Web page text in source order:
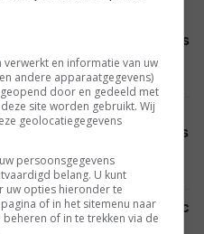
hoe uitzonderlijk is
is een van de
onze tijd, maar wat is
maar acteur Alec
zijn vrouw om een
en informatie van uw
andere apparaatgegevens)
door en gedeeld met
site worden gebruikt. Wij
geolocatiegegevens
persoonsgegevens
belang. U kunt
uw opties hieronder te
of in het sitemenu naar
of in te trekken via de